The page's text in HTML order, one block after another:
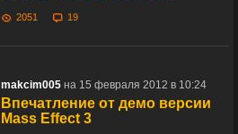
2051 19
makcim005 на 15 февраля 2012 в 10:24
Впечатление от демо версии
Mass Effect 3